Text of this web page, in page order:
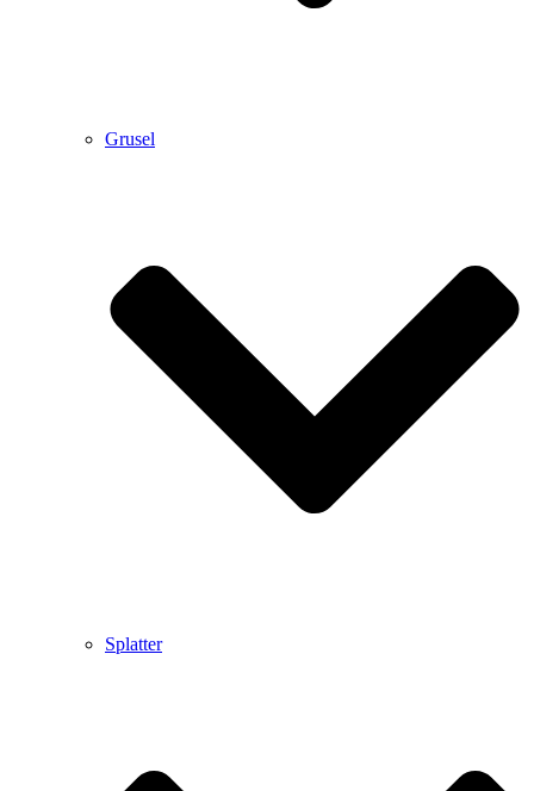
Grusel
Splatter